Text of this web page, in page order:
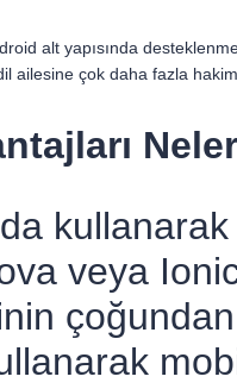
alt yapısında
ailesine çok daha fazla
veya
çoğundan